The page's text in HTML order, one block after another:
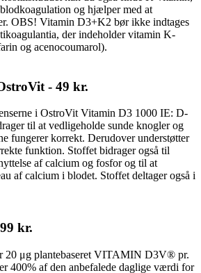
og hjælper med at
OBS! Vitamin D3+K2 bør ikke indtages
der indeholder vitamin K-
og acenocoumarol).
- 49 kr.
i OstroVit Vitamin D3 1000 IE: D-
til at vedligeholde sunde knogler og
fungerer korrekt. Derudover understøtter
funktion. Stoffet bidrager også til
af calcium og fosfor og til at
af calcium i blodet. Stoffet deltager også i
kr.
20 μg plantebaseret VITAMIN D3V® pr.
400% af den anbefalede daglige værdi for